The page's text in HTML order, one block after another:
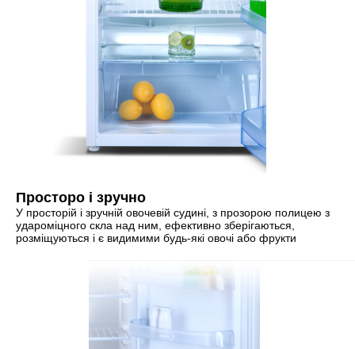
Просторо і зручно
У просторій і зручній овочевій судині, з прозорою полицею з
удароміцного скла над ним, ефективно зберігаються,
розміщуються і є видимими будь-які овочі або фрукти